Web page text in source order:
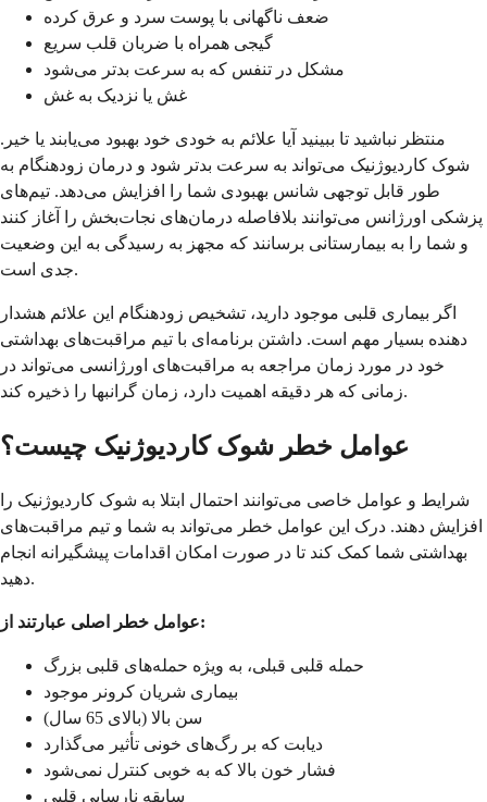
ضعف ناگهانی با پوست سرد و عرق کرده
گیجی همراه با ضربان قلب سریع
مشکل در تنفس که به سرعت بدتر می‌شود
غش یا نزدیک به غش
منتظر نباشید تا ببینید آیا علائم به خودی خود بهبود می‌یابند یا خیر.
شوک کاردیوژنیک می‌تواند به سرعت بدتر شود و درمان زودهنگام به
طور قابل توجهی شانس بهبودی شما را افزایش می‌دهد. تیم‌های
پزشکی اورژانس می‌توانند بلافاصله درمان‌های نجات‌بخش را آغاز کنند
و شما را به بیمارستانی برسانند که مجهز به رسیدگی به این وضعیت
جدی است.
اگر بیماری قلبی موجود دارید، تشخیص زودهنگام این علائم هشدار
دهنده بسیار مهم است. داشتن برنامه‌ای با تیم مراقبت‌های بهداشتی
خود در مورد زمان مراجعه به مراقبت‌های اورژانسی می‌تواند در
زمانی که هر دقیقه اهمیت دارد، زمان گرانبها را ذخیره کند.
عوامل خطر شوک کاردیوژنیک چیست؟
شرایط و عوامل خاصی می‌توانند احتمال ابتلا به شوک کاردیوژنیک را
افزایش دهند. درک این عوامل خطر می‌تواند به شما و تیم مراقبت‌های
بهداشتی شما کمک کند تا در صورت امکان اقدامات پیشگیرانه انجام
دهید.
عوامل خطر اصلی عبارتند از:
حمله قلبی قبلی، به ویژه حمله‌های قلبی بزرگ
بیماری شریان کرونر موجود
سن بالا (بالای 65 سال)
دیابت که بر رگ‌های خونی تأثیر می‌گذارد
فشار خون بالا که به خوبی کنترل نمی‌شود
سابقه نارسایی قلبی